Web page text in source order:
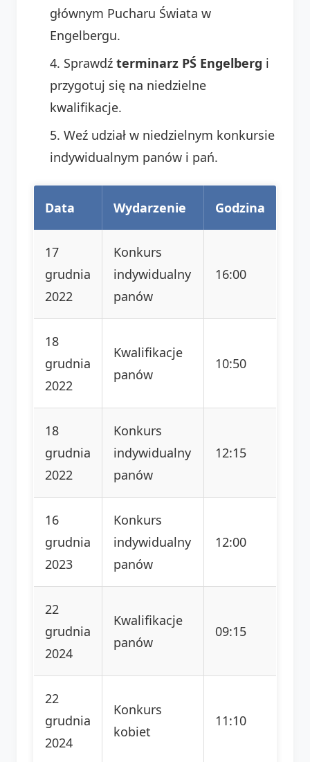
głównym Pucharu Świata w
Engelbergu.
Sprawdź terminarz PŚ Engelberg i
przygotuj się na niedzielne
kwalifikacje.
Weź udział w niedzielnym konkursie
indywidualnym panów i pań.
Data Wydarzenie Godzina
17
grudnia
2022
Konkurs
indywidualny
panów
16:00
18
grudnia
2022
Kwalifikacje
panów
10:50
18
grudnia
2022
Konkurs
indywidualny
panów
12:15
16
grudnia
2023
Konkurs
indywidualny
panów
12:00
22
grudnia
2024
Kwalifikacje
panów
09:15
22
grudnia
2024
Konkurs
kobiet
11:10